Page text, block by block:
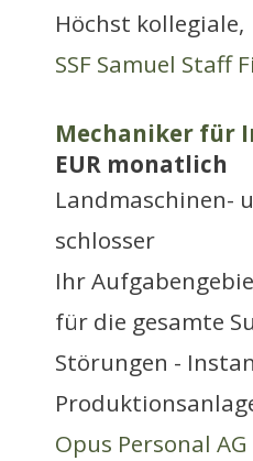
Höchst kollegiale,
SSF Samuel Staff
Mechaniker für
EUR monatlich
Landmaschinen-
schlosser
Ihr
für die gesamte
Störungen -
Opus Personal AG